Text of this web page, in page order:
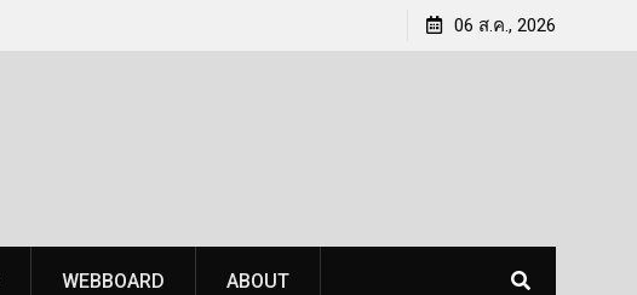
BenQ จับกระแสดีมานด์ สปอร์ต เอ็นเตอร์เทนเมนต์ โต
06 ส.ค., 2026
WEBBOARD ABOUT